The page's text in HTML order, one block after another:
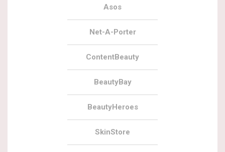
Asos
Net-A-Porter
ContentBeauty
BeautyBay
BeautyHeroes
SkinStore